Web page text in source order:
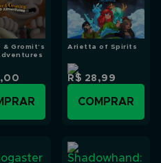
Gromit’s
Arietta of Spirits
R$ 28,99
COMPRAR